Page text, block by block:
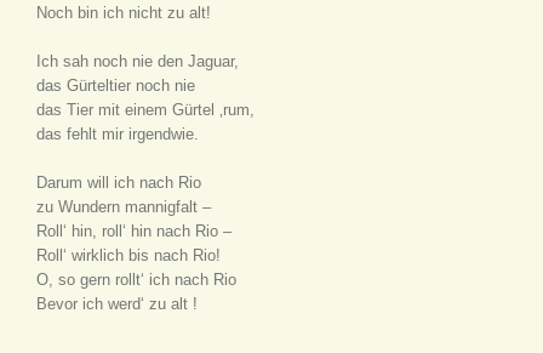
Noch bin ich nicht zu alt!
Ich sah noch nie den Jaguar,
das Gürteltier noch nie
das Tier mit einem Gürtel ‚rum,
das fehlt mir irgendwie.
Darum will ich nach Rio
zu Wundern mannigfalt –
Roll‘ hin, roll‘ hin nach Rio –
Roll‘ wirklich bis nach Rio!
O, so gern rollt‘ ich nach Rio
Bevor ich werd‘ zu alt !